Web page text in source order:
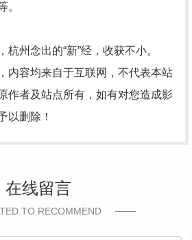
。
州念出的“新”经，收获不小。
内容均来自于互联网，不代表本站
作者及站点所有，如有对您造成影
以删除！
在线留言
TO RECOMMEND